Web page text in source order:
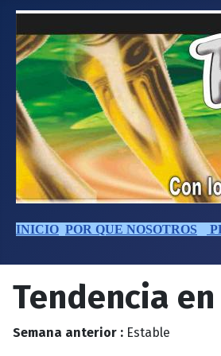
INICIO POR QUE NOSOTROS
Tendencia
Semana anterior : Estable